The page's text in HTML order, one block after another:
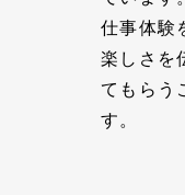
仕事体験
楽しさを
てもらう
す。